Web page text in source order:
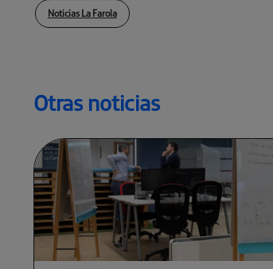
Noticias La Farola
Otras noticias